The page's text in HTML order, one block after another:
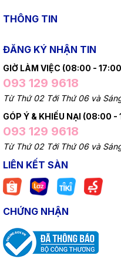
THÔNG TIN
ĐĂNG KÝ NHẬN TIN
GIỜ LÀM VIỆC (08:00 -
093 129 9618
Từ Thứ 02 Tới Thứ 06 và
GÓP Ý & KHIẾU NẠI (08:00 -
093 129 9618
Từ Thứ 02 Tới Thứ 06 và
LIÊN KẾT SÀN
CHỨNG NHẬN